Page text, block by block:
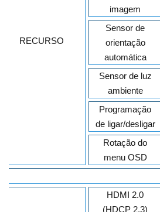
RECURSO
imagem
Sensor de
orientação
automática
Sensor de luz
ambiente
Programação
de ligar/desligar
Rotação do
menu OSD
HDMI 2.0
(HDCP 2.3)